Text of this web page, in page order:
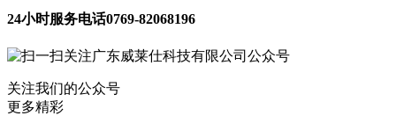
24小时服务电话0769-82068196
关注我们的公众号
更多精彩